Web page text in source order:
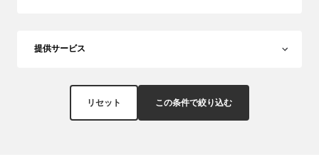
提供サービス
リセット この条件で絞り込む